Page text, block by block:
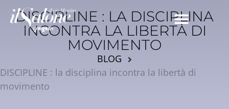
DISCIPLINE : LA DISCIPLINA
INCONTRA LA LIBERTÀ DI
MOVIMENTO
BLOG
DISCIPLINE : la disciplina incontra la libertà di
movimento